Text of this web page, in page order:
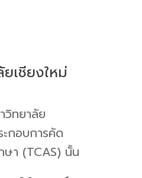
เชียงใหม่
วิทยาลัย
กอบการคัด
า (TCAS) นั้น